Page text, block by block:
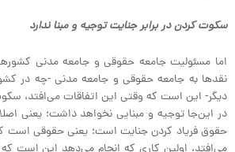
سکوت کردن در برابر جنایت توجیه و مبنا ندارد
اما مسئولیت جامعه حقوقی و جامعه مدنی
نقدها به جامعه حقوقی و جامعه مدنی -چه در
دیگر- این است که وقتی این اتفاقات می‌افتد،
در این‌جا توجیه و مبنایی نخواهد داشت؛ یعنی
حقوق فریاد کردن جنایت است؛ یعنی حقوقی است